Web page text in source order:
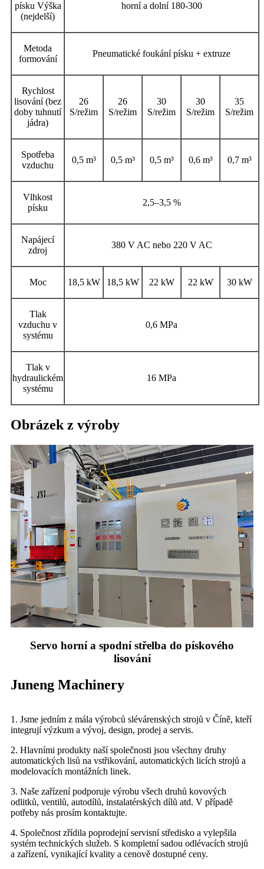
písku Výška
(nejdelší)
horní a dolní 180-300
Metoda
formování
Pneumatické foukání písku + extruze
Rychlost
lisování (bez
doby tuhnutí
jádra)
26
S/režim
26
S/režim
30
S/režim
30
S/režim
35
S/režim
Spotřeba
vzduchu
0,5 m³ 0,5 m³ 0,5 m³ 0,6 m³ 0,7 m³
Vlhkost
písku
2,5–3,5 %
Napájecí
zdroj
380 V AC nebo 220 V AC
Moc 18,5 kW 18,5 kW 22 kW 22 kW 30 kW
Tlak
vzduchu v
systému
0,6 MPa
Tlak v
hydraulickém
systému
16 MPa
Obrázek z výroby
Servo horní a spodní střelba do pískového
lisování
Juneng Machinery
1. Jsme jedním z mála výrobců slévárenských strojů v Číně, kteří
integrují výzkum a vývoj, design, prodej a servis.
2. Hlavními produkty naší společnosti jsou všechny druhy
automatických lisů na vstřikování, automatických licích strojů a
modelovacích montážních linek.
3. Naše zařízení podporuje výrobu všech druhů kovových
odlitků, ventilů, autodílů, instalatérských dílů atd. V případě
potřeby nás prosím kontaktujte.
4. Společnost zřídila poprodejní servisní středisko a vylepšila
systém technických služeb. S kompletní sadou odlévacích strojů
a zařízení, vynikající kvality a cenově dostupné ceny.